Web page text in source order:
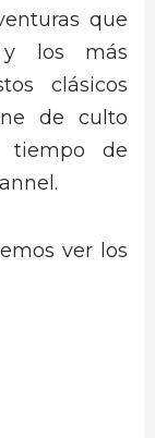
que
y los más
clásicos
de culto
tiempo de
ver los